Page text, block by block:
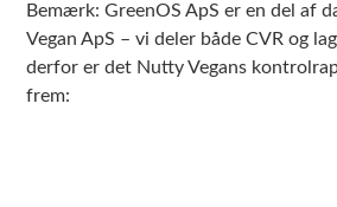
Bemærk: GreenOS ApS er en del af
Vegan ApS – vi deler både CVR og
derfor er det Nutty Vegans
frem: